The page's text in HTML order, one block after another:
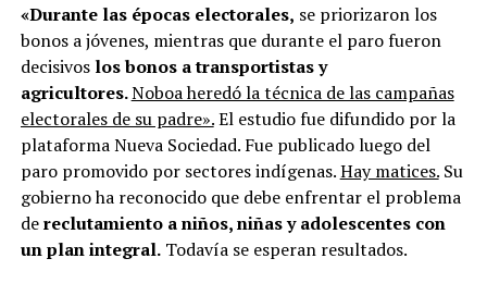
«Durante las épocas electorales, se priorizaron los
bonos a jóvenes, mientras que durante el paro fueron
decisivoslos bonos a transportistas y
agricultores.Noboa heredó la técnica de las campañas
electorales de su padre».El estudio fue difundido por la
plataforma Nueva Sociedad. Fue publicado luego del
paro promovido por sectores indígenas.Hay matices.Su
gobierno ha reconocido que debe enfrentar el problema
dereclutamiento a niños, niñas y adolescentes con
un plan integral.Todavía se esperan resultados.